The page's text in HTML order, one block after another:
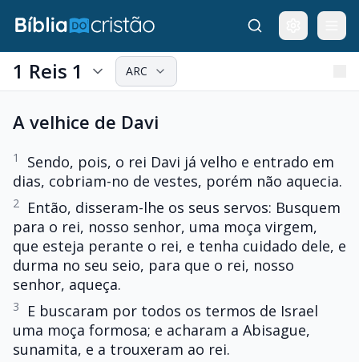
1 Reis 1 ARC
A velhice de Davi
1
Sendo, pois, o rei Davi já velho e entrado em
dias, cobriam-no de vestes, porém não aquecia.
2
Então, disseram-lhe os seus servos: Busquem
para o rei, nosso senhor, uma moça virgem,
que esteja perante o rei, e tenha cuidado dele, e
durma no seu seio, para que o rei, nosso
senhor, aqueça.
3
E buscaram por todos os termos de Israel
uma moça formosa; e acharam a Abisague,
sunamita, e a trouxeram ao rei.